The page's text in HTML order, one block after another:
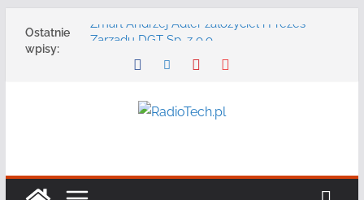
Ostatnie
wpisy:
Zmarł Andrzej Adler założyciel i Prezes
Radmor – największy polski producent
konferencję: „Bezpieczeństwo,
bezpieczeństwa publicznego usługę